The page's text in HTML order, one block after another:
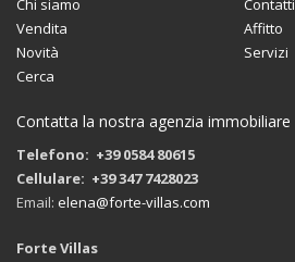
Vendita
Affitto
Novità
Servizi
Cerca
Contatta la nostra agenzia immobiliare
Telefono: +39 0584 80615
Cellulare: +39 347 7428023
Email: elena@forte-villas.com
Forte Villas